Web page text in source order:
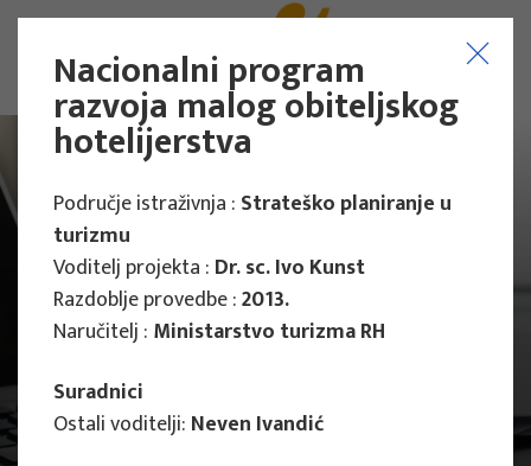
Nacionalni program
razvoja malog obiteljskog
hotelijerstva
Područje istraživnja : Strateško planiranje u
turizmu
Voditelj projekta : Dr. sc. Ivo Kunst
Razdoblje provedbe :2013.
Naručitelj : Ministarstvo turizma RH
Suradnici
Ostali voditelji: Neven Ivandić